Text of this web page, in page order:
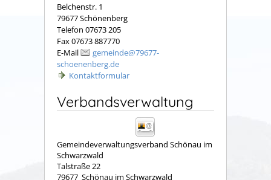
Belchenstr. 1
79677 Schönenberg
Telefon 07673 205
Fax 07673 887770
E-Mail
gemeinde@79677-
schoenenberg.de
Kontaktformular
Verbandsverwaltung
Gemeindeverwaltungsverband Schönau im
Schwarzwald
Talstraße 22
79677 Schönau im Schwarzwald